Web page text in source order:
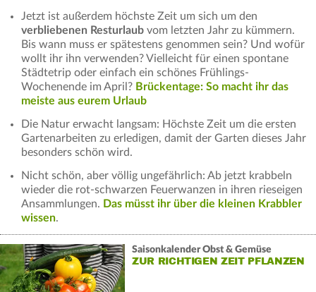
Jetzt ist außerdem höchste Zeit um sich um den
verbliebenen Resturlaub vom letzten Jahr zu kümmern.
Bis wann muss er spätestens genommen sein? Und wofür
wollt ihr ihn verwenden? Vielleicht für einen spontane
Städtetrip oder einfach ein schönes Frühlings-
Wochenende im April? Brückentage: So macht ihr das
meiste aus eurem Urlaub
Die Natur erwacht langsam: Höchste Zeit um die ersten
Gartenarbeiten zu erledigen, damit der Garten dieses Jahr
besonders schön wird.
Nicht schön, aber völlig ungefährlich: Ab jetzt krabbeln
wieder die rot-schwarzen Feuerwanzen in ihren rieseigen
Ansammlungen. Das müsst ihr über die kleinen Krabbler
wissen.
Saisonkalender Obst & Gemüse
ZUR RICHTIGEN ZEIT PFLANZEN